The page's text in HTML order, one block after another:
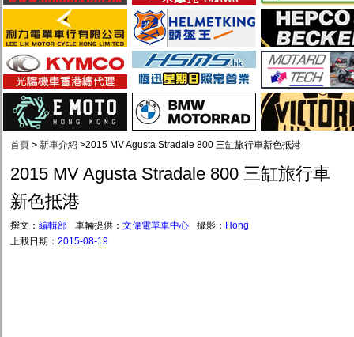
首頁 > 新車介紹 >2015 MV Agusta Stradale 800 三缸旅行車新色抵港
2015 MV Agusta Stradale 800 三缸旅行車
新色抵港
撰文： 編輯部 車輛提供： 文偉電單車中心 攝影： Hong
上載日期： 2015-08-19